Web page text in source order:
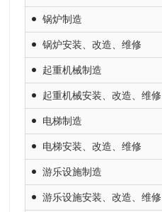
锅炉制造
锅炉安装、改造、维修
起重机械制造
起重机械安装、改造、维修
电梯制造
电梯安装、改造、维修
游乐设施制造
游乐设施安装、改造、维修